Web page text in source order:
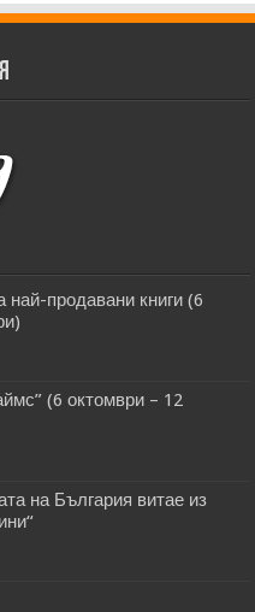
най-продавани книги (6
(6 октомври – 12
на България витае из